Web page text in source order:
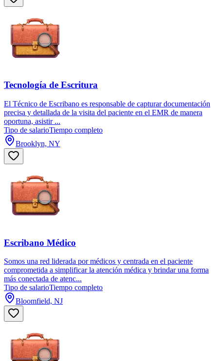
Tecnología de Escritura
El Técnico de Escribano es responsable de capturar documentación
precisa y detallada de la visita del paciente en el EMR de manera
oportuna, asistir ...
Tipo de salarioTiempo completo
Brooklyn, NY
Escribano Médico
Somos una red liderada por médicos y centrada en el paciente
comprometida a simplificar la atención médica y brindar una forma
más conectada de atenc...
Tipo de salarioTiempo completo
Bloomfield, NJ